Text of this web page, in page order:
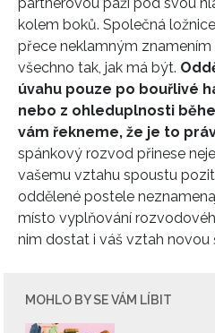
kolem boků. Společná
přece neklamným
všechno tak, jak má být.
úvahu pouze po bouřlivé
nebo z ohleduplnosti
vám řekneme, že je to
spánkový rozvod přinese
vašemu vztahu spoustu
oddělené postele
místo vyplňování
nim dostat i váš vztah novou
MOHLO BY SE VÁM LÍBIT